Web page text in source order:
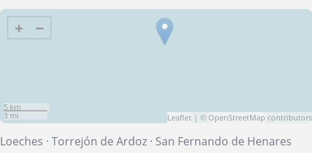
+ −
5 km
3 mi
Leaflet | © OpenStreetMap contributors
Loeches · Torrejón de Ardoz · San Fernando de Henares